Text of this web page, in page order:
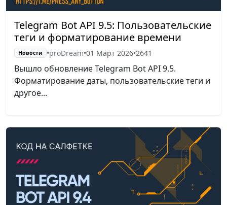
Telegram Bot API 9.5: Пользовательские
теги и форматирование времени
Новости •proDream•01 Март 2026•2641
Вышло обновление Telegram Bot API 9.5.
Форматирование даты, пользовательские теги и
другое...